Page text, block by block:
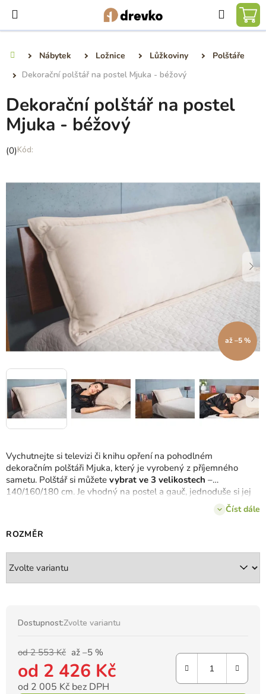
obsah
Hledat
Nábytek Ložnice Lůžkoviny
Polštáře
Dekorační polštář na postel Mjuka - béžový
Vychutnejte si televizi či knihu opření na pohodlném
dekoračním polštáři Mjuka, který je vyrobený z příjemného
sametu. Polštář si můžete vybrat ve 3 velikostech –
140/160/180 cm. Je vhodný na postel a gauč, jednoduše si jej
Číst dále
ROZMĚR
Dostupnost:Zvolte variantu
od 2 553 Kč až –5 %
od 2 426 Kč
od 2 005 Kč bez DPH
Dekorační polštář na postel
Mjuka - béžový
Průměrné
je
5
hvězdiček.
(0)
až –5 %